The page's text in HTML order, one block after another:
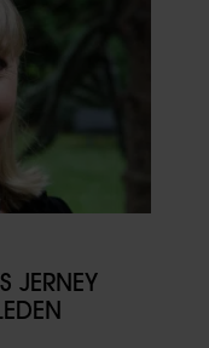
JERNEY